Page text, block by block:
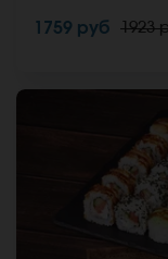
шт.), Ролл
имбирь, васаби
стоимость
1759 руб 1923